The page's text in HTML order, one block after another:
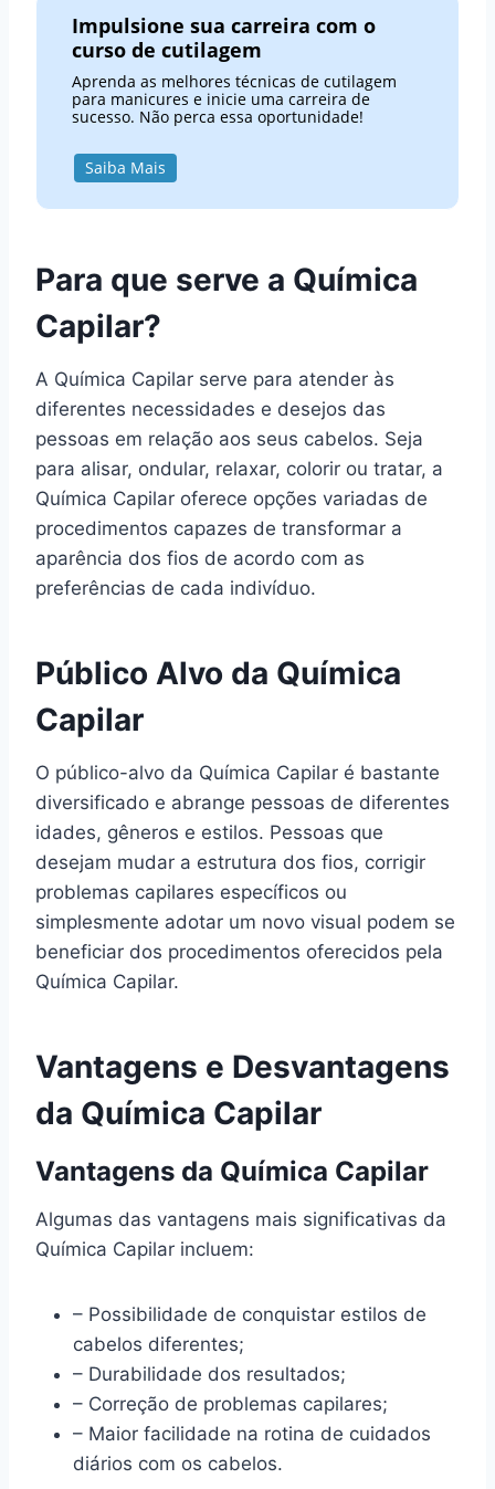
Impulsione sua carreira com o
curso de cutilagem
Aprenda as melhores técnicas de cutilagem
para manicures e inicie uma carreira de
sucesso. Não perca essa oportunidade!
Saiba Mais
Para que serve a Química
Capilar?
A Química Capilar serve para atender às
diferentes necessidades e desejos das
pessoas em relação aos seus cabelos. Seja
para alisar, ondular, relaxar, colorir ou tratar, a
Química Capilar oferece opções variadas de
procedimentos capazes de transformar a
aparência dos fios de acordo com as
preferências de cada indivíduo.
Público Alvo da Química
Capilar
O público-alvo da Química Capilar é bastante
diversificado e abrange pessoas de diferentes
idades, gêneros e estilos. Pessoas que
desejam mudar a estrutura dos fios, corrigir
problemas capilares específicos ou
simplesmente adotar um novo visual podem se
beneficiar dos procedimentos oferecidos pela
Química Capilar.
Vantagens e Desvantagens
da Química Capilar
Vantagens da Química Capilar
Algumas das vantagens mais significativas da
Química Capilar incluem:
– Possibilidade de conquistar estilos de
cabelos diferentes;
– Durabilidade dos resultados;
– Correção de problemas capilares;
– Maior facilidade na rotina de cuidados
diários com os cabelos.